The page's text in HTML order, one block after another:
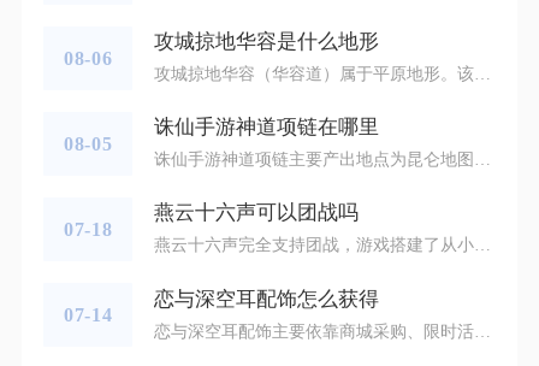
08-06
攻城掠地华容是什么地形
攻城掠地华容（华容道）属于平原地形。该地点出自赤壁之战剧本副本，很多玩家容易结合历史典故误认为华容道为山地或者沼泽水域，在调配武将、布置幻影时出现搭配失误，直接降低副本通关效率。游戏内地形判定遵循副本内置规则，不受历史地貌影响，战斗结算全程按照平原地形机制生效，武将对应的平原地形战术、属性增益均可正常触发，水域、山地专属武将在此处无法获得地形加成，这也是挑战高难度剧本时需要优先留意的核心要点。针对华容平原地形的特性，武将挑选需要优先选择自带平原优势的人选，马超是适配该区域的核
08-05
诛仙手游神道项链在哪里
诛仙手游神道项链主要产出地点为昆仑地图的昆仑奴野外BOSS，同时可通过河阳城三界商行道具兑换、限时游戏活动奖励、摆摊交易购入三种渠道获取，野外BOSS掉落是最主流的原生获取方式。昆仑奴作为昆仑区域高等级野外首领，固定刷新在昆仑地图中部开阔点位，该BOSS属于多人公共挑战目标，成功完成击杀后会随机掉落紫品饰品装备，神道项链就在掉落装备池内，装备无门派硬性限制，输出、辅助各类职业都能穿戴使用，装备自带高额全抗性、暴击抵抗与真气加成，是中期过渡到毕业首饰阶段的核心装备，很多玩家会集
07-18
燕云十六声可以团战吗
燕云十六声完全支持团战，游戏搭建了从小规模竞技组队、中型副本攻坚到超大阵营混战的多层级团战体系，不管是偏向PVP对抗的玩家，还是喜欢PVE组队开荒的侠客，都能找到适配的团战玩法，不同团战模式在人数上限、战斗规则和战术逻辑上有着明显区分，适配不同的组队需求与游玩目标。小规模团战以竞技场公平对战为核心，止戈系列竞技覆盖了3v3、5v5主流小队团战规格，演武3v3会统一调平所有参战角色的基础属性，装备、奇术和心法可以自由搭配选择，不存在高战力碾压低分段的情况，队伍内部需要划分承伤前
07-14
恋与深空耳配饰怎么获得